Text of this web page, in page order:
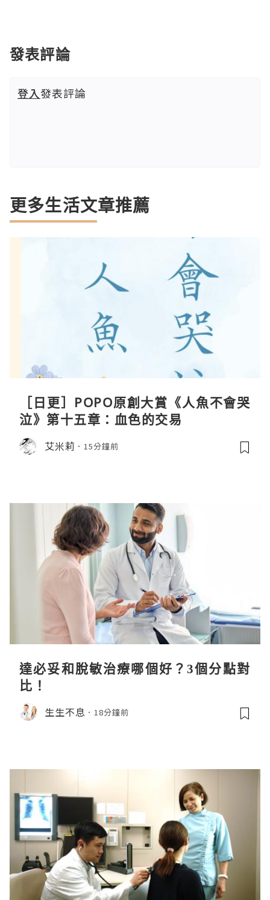
發表評論
登入發表評論
更多生活文章推薦
［日更］POPO原創大賞《人魚不會哭
泣》第十五章：血色的交易
艾米莉 15分鐘前
達必妥和脫敏治療哪個好？3個分點對
比！
生生不息 18分鐘前